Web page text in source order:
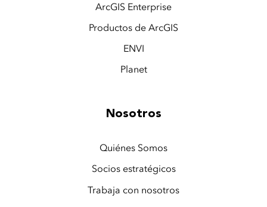
ArcGIS Enterprise
Productos de ArcGIS
ENVI
Planet
Nosotros
Quiénes Somos
Socios estratégicos
Trabaja con nosotros